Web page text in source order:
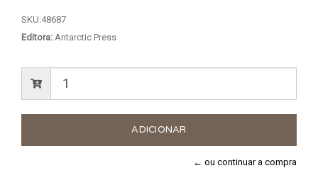
SKU:48687
Editora: Antarctic Press
← ou continuar a compra